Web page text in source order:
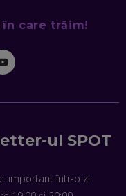
CONSTRUIEȘTE CEL MAI
GEORGESCU
MODUL ÎN CARE APLICI
ȘI CÂȘTIGI PREMII
care trăim!
ul SPOT
important într-o zi